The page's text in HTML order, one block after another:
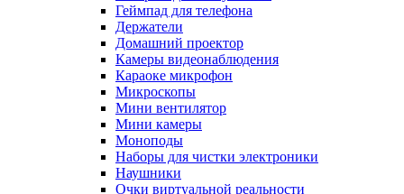
Геймпад для телефона
Держатели
Домашний проектор
Камеры видеонаблюдения
Караоке микрофон
Микроскопы
Мини вентилятор
Мини камеры
Моноподы
Наборы для чистки электроники
Наушники
Очки виртуальной реальности